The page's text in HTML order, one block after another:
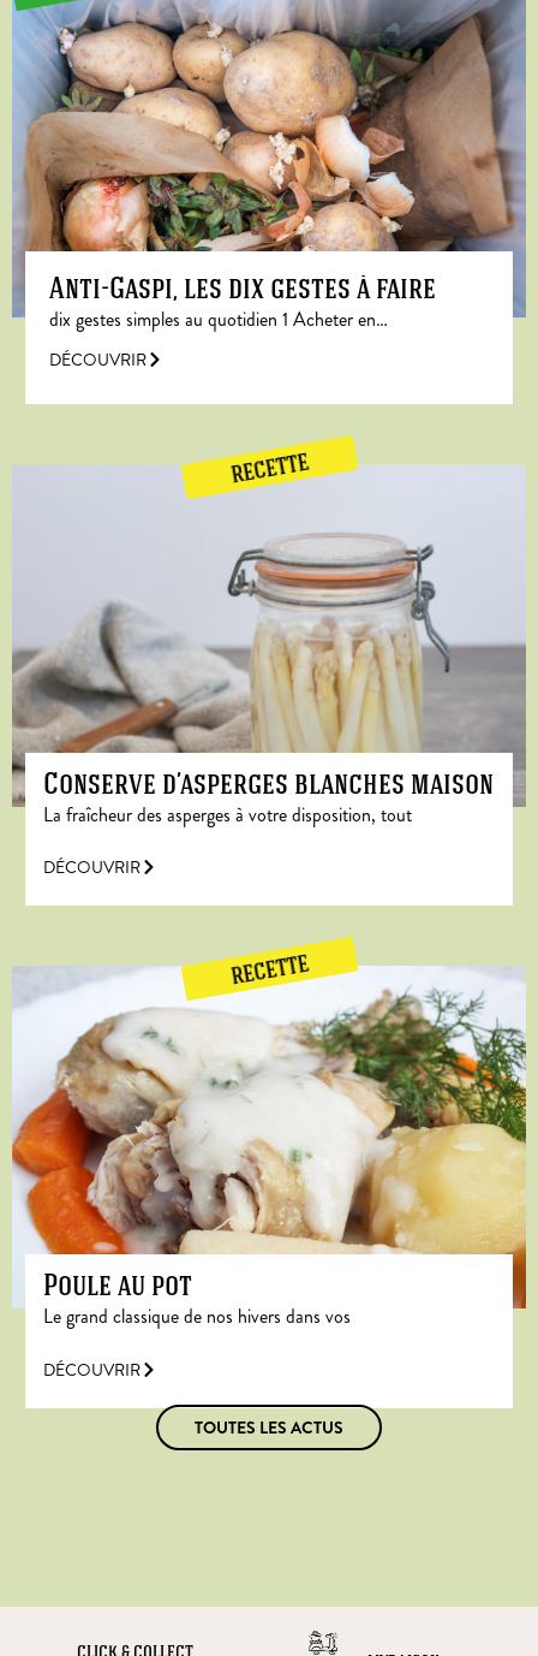
Anti-Gaspi, les dix gestes à faire
dix gestes simples au quotidien 1 Acheter en…
DÉCOUVRIR
RECETTE
Conserve d’asperges blanches maison
La fraîcheur des asperges à votre disposition, tout
DÉCOUVRIR
RECETTE
Poule au pot
Le grand classique de nos hivers dans vos
DÉCOUVRIR
TOUTES LES ACTUS